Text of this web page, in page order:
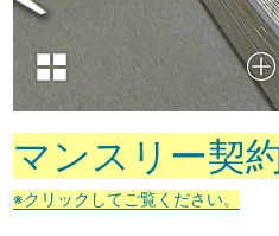
マンスリー契
※クリックしてご覧ください。